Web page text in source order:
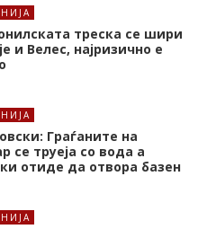
треска се шири
и Велес, најризично е
Граѓаните на
се труеја со вода а
отиде да отвора базен